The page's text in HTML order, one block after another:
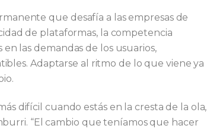
que desafía a las empresas de
de plataformas, la competencia
en las demandas de los usuarios,
Adaptarse al ritmo de lo que viene ya
difícil cuando estás en la cresta de la ola,
“El cambio que teníamos que hacer